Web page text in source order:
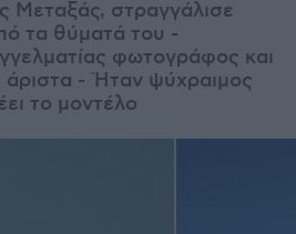
Μεταξάς, στραγγάλισε
τα θύματά του -
φωτογράφος και
άριστα - Ήταν ψύχραιμος
το μοντέλο